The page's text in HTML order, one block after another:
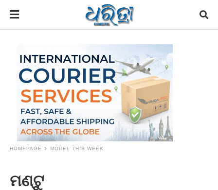
HOMEPAGE MODEL THIS WEEK
ମଣ୍ଟୁ